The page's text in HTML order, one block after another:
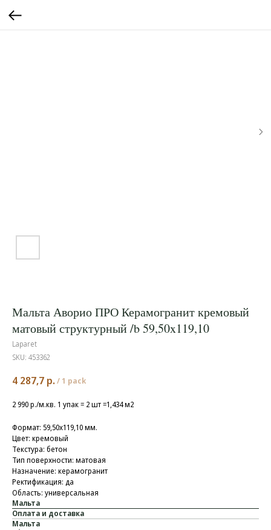
Мальта Аворио ПРО Керамогранит кремовый
матовый структурный /b 59,50x119,10
Laparet
SKU: 453362
4 287,7 р./ 1 pack
2 990 р./м.кв. 1 упак = 2 шт =1,434 м2
Формат: 59,50x119,10 мм.
Цвет: кремовый
Текстура: бетон
Тип поверхности: матовая
Назначение: керамогранит
Ректификация: да
Область: универсальная
Мальта
Оплата и доставка
Мальта